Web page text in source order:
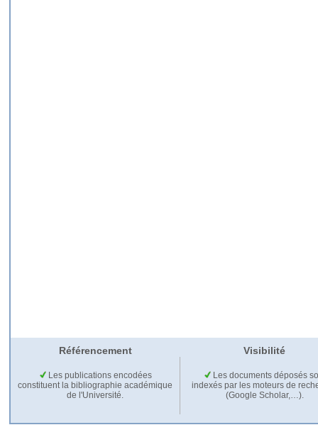
Référencement Visibilité
Les publications encodées
constituent la bibliographie académique
de l'Université.
Les documents déposés
indexés par les moteurs de
(Google Scholar,…).